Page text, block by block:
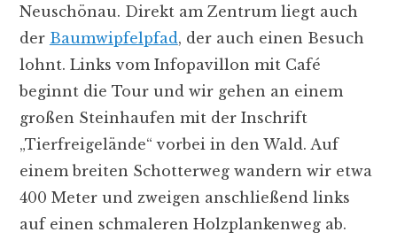
Neuschönau. Direkt am Zentrum liegt auch
der Baumwipfelpfad , der auch einen Besuch
lohnt. Links vom Infopavillon mit Café
beginnt die Tour und wir gehen an einem
großen Steinhaufen mit der Inschrift
„Tierfreigelände“ vorbei in den Wald. Auf
einem breiten Schotterweg wandern wir etwa
400 Meter und zweigen anschließend links
auf einen schmaleren Holzplankenweg ab.